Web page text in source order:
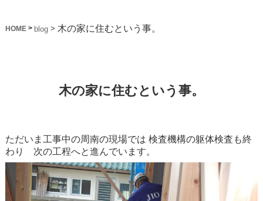
HOME> blog> 木の家に住むという事。
木の家に住むという事。
ただいま工事中の周南の現場では 検査機構の躯体検査も終
わり 次の工程へと進んでいます。